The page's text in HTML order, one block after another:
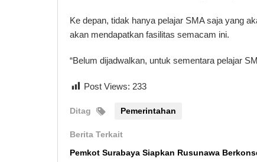
Ke depan, tidak hanya pelajar SMA saja yang
akan mendapatkan fasilitas semacam ini.
“Belum dijadwalkan, untuk sementara pelajar
Post Views: 233
Ditag Pemerintahan
Berita Terkait
Pemkot Surabaya Siapkan Rusunawa